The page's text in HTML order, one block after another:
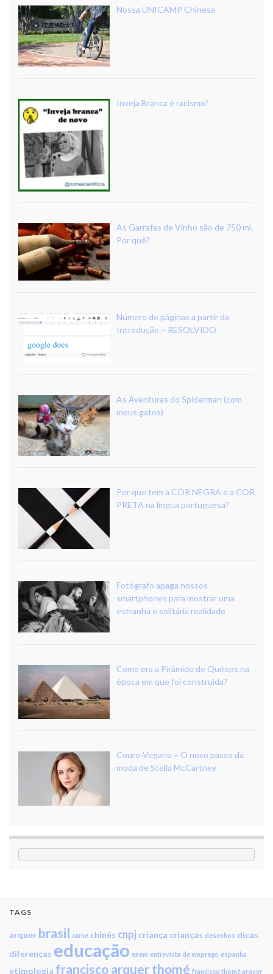
Nossa UNICAMP Chinesa
Inveja Branca é racismo?
As Garrafas de Vinho são de 750 ml.
Por quê?
Número de páginas a partir da
Introdução – RESOLVIDO
As Aventuras do Spiderman (com
meus gatos)
Por que tem a COR NEGRA e a COR
PRETA na língua portuguesa?
Fotógrafo apaga nossos
smartphones para mostrar uma
estranha e solitária realidade
Como era a Pirâmide de Quéops na
época em que foi construída?
Couro-Vegano – O novo passo da
moda de Stella McCartney
TAGS
arquer brasil carne chinês cnpj criança crianças desenhos dicas
diferenças educação enem entrevista de emprego espanha
etimologia francisco arquer thomé francisco thomé arquer